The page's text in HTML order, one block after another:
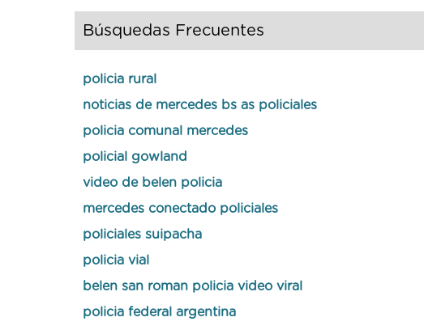
Búsquedas Frecuentes
policia rural
noticias de mercedes bs as policiales
policia comunal mercedes
policial gowland
video de belen policia
mercedes conectado policiales
policiales suipacha
policia vial
belen san roman policia video viral
policia federal argentina